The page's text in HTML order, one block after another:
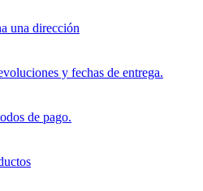
una dirección
y fechas de entrega.
de pago.